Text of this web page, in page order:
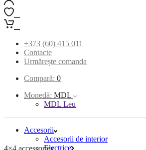
+373 (60) 415 011
Contacte
Urmărește comanda
Compară: 0
Monedă: MDL
MDL Leu
Accesorii
Accesorii de interior
Electrice
4×4 accessories